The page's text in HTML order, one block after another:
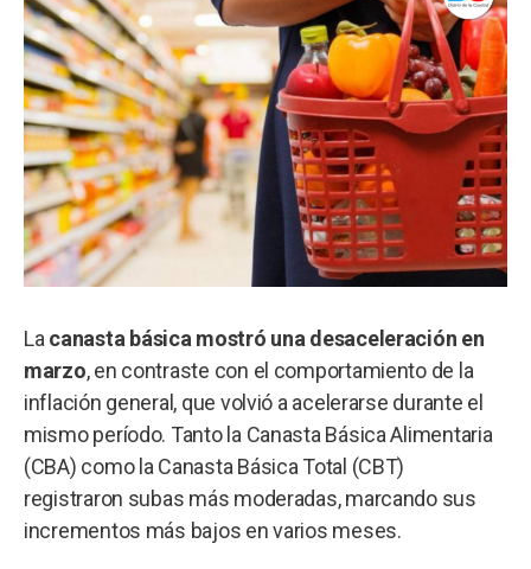
La canasta básica mostró una desaceleración en
marzo, en contraste con el comportamiento de la
inflación general, que volvió a acelerarse durante el
mismo período. Tanto la Canasta Básica Alimentaria
(CBA) como la Canasta Básica Total (CBT)
registraron subas más moderadas, marcando sus
incrementos más bajos en varios meses.